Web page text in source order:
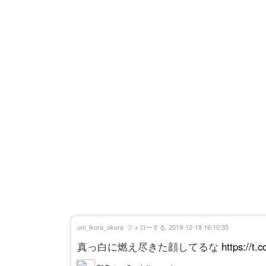
真っ白に燃え尽きた顔してるな https://
uni_ikura_okura フォローする 2019-12-18 16:10:35